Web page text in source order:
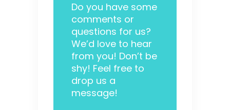
Do you have some
comments or
questions for us?
We’d love to hear
from you! Don’t be
shy! Feel free to
drop us a
message!